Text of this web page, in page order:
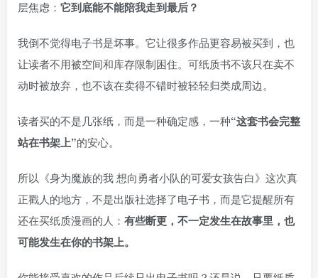
层焦虑： 它到底能不能陪我走到最后？
我倒不觉得电子书是坏事。它让很多作品更容易被买到，也
让读者不用被空间和库存限制困住。可纸质书不该只在卖不
动时被放弃，也不该在卖得不错时被轻轻归类成周边。
读者买的不是几张纸，而是一种确定感，一种“这套书会完整
站在书架上”的安心。
所以《身为魔族的我 想向勇者小队的可爱女孩告白》这次真
正戳人的地方，不是出版社选择了电子书，而是它提醒所有
还在买纸质漫画的人： 有些断更，不一定发生在故事里，也
可能发生在你的书架上。